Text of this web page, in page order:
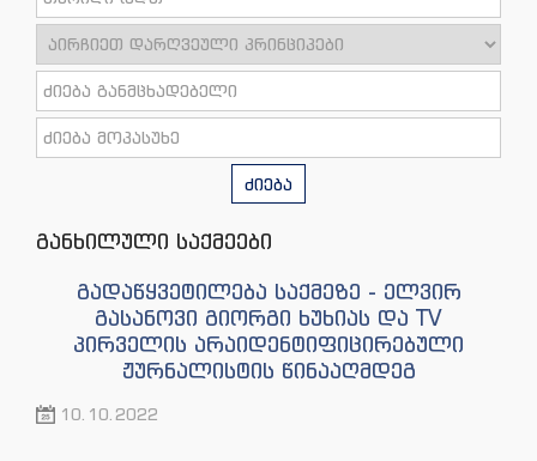
ძიება
განხილული საქმეები
გადაწყვეტილება საქმეზე - ელვირ
გასანოვი გიორგი ხუხიას და TV
პირველის არაიდენტიფიცირებული
ჟურნალისტის წინააღმდეგ
10.10.2022